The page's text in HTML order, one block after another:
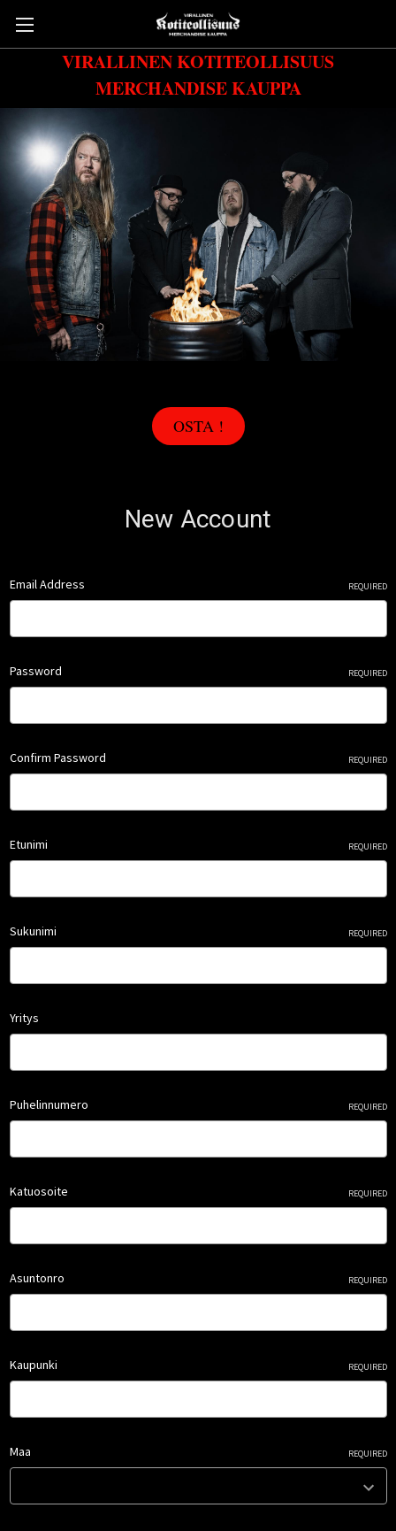
VIRALLINEN KOTITEOLLISUUS
MERCHANDISE KAUPPA
OSTA !
New Account
Email Address REQUIRED
Password REQUIRED
Confirm Password REQUIRED
Etunimi REQUIRED
Sukunimi REQUIRED
Yritys
Puhelinnumero REQUIRED
Katuosoite REQUIRED
Asuntonro REQUIRED
Kaupunki REQUIRED
Maa REQUIRED